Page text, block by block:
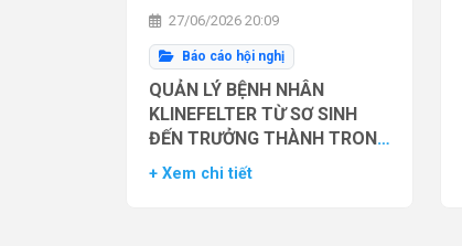
27/06/2026 20:09
Báo cáo hội nghị
QUẢN LÝ BỆNH NHÂN
KLINEFELTER TỪ SƠ SINH
ĐẾN TRƯỞNG THÀNH TRONG
THỰC HÀNH HỖ TRỢ SINH
+ Xem chi tiết